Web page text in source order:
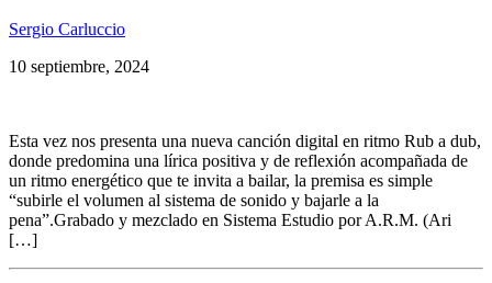
Sergio Carluccio
10 septiembre, 2024
Esta vez nos presenta una nueva canción digital en ritmo Rub a dub,
donde predomina una lírica positiva y de reflexión acompañada de
un ritmo energético que te invita a bailar, la premisa es simple
“subirle el volumen al sistema de sonido y bajarle a la
pena”.Grabado y mezclado en Sistema Estudio por A.R.M. (Ari
[…]